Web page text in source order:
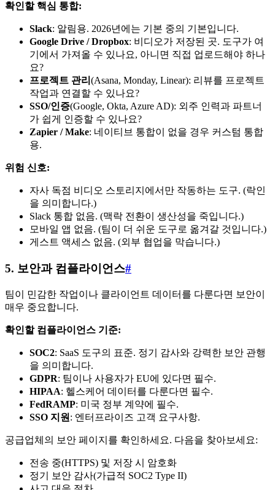
확인할 핵심 통합:
Slack: 알림용. 2026년에는 기본 중의 기본입니다.
Google Drive / Dropbox: 비디오가 저장된 곳. 도구가 여
기에서 가져올 수 있나요, 아니면 직접 업로드해야 하나
요?
프로젝트 관리 (Asana, Monday, Linear): 리뷰를 프로젝트
작업과 연결할 수 있나요?
SSO/인증(Google, Okta, Azure AD): 외주 인력과 파트너
가 쉽게 인증할 수 있나요?
Zapier / Make: 네이티브 통합이 없을 경우 커스텀 통합
용.
위험 신호:
자사 독점 비디오 스토리지에서만 작동하는 도구. (락인
을 의미합니다.)
Slack 통합 없음. (맥락 전환이 생산성을 죽입니다.)
모바일 앱 없음. (팀이 더 쉬운 도구로 옮겨갈 것입니다.)
게스트 액세스 없음. (외부 협업을 막습니다.)
5. 보안과 컴플라이언스#
팀이 민감한 작업이나 클라이언트 데이터를 다룬다면 보안이
매우 중요합니다.
확인할 컴플라이언스 기준:
SOC2: SaaS 도구의 표준. 정기 감사와 강력한 보안 관행
을 의미합니다.
GDPR: 팀이나 사용자가 EU에 있다면 필수.
HIPAA: 헬스케어 데이터를 다룬다면 필수.
FedRAMP: 미국 정부 계약에 필수.
SSO 지원 : 엔터프라이즈 고객 요구사항.
공급업체의 보안 페이지를 확인하세요. 다음을 찾아보세요:
전송 중(HTTPS) 및 저장 시 암호화
정기 보안 감사(가급적 SOC2 Type II)